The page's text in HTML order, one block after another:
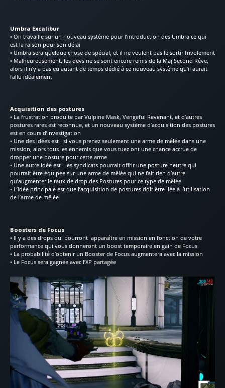
Umbra Excalibur
• On travaille sur un nouveau système pour l’introduction des Umbra ce qui
est la raison pour son délai
• Umbra sera quelque chose de spécial, et il ne veulent pas le sortir frivolement
• Malheureusement, les devs ne se sont encore remis de la Maj Second Rêve,
alors il n’y a pas eu autant de temps dédié à ce nouveau système qu’il aurait
fallu idéalement
Acquisition des postures
• La frustration produite par Vulpine Mask, Vengeful Revenant, et d’autres
postures rares est reconnue, et un nouveau système d’acquisition des postures
est en cours d’investigation
• Une des idées est : si vous prenez seulement une arme de mêlée dans une
mission, alors tous les ennemis que vous tuez ont une chance accrue de
dropper une posture pour cette arme
• Une autre idée est : les syndicats pourrait offrir une posture neutre qui
pourrait être équipée sur une arme de mêlée qui ne fait rien d’autre
qu’augmenter le taux de drop des Postures pour ce type de mêlée
• L’idée principale est que l’acquisition de postures doit être liée à l’utilisation
de l’arme de mêlée
Boosters de Focus
• Il y a des drops qui pourront apparaître en mission en fonction de votre
performance qui vous donneront un boost temporaire en gain de Focus
• La probabilité d’obtenir un Booster de Focus augmentera avec la mission
• Le Focus sera gagnée avec l’XP partagée